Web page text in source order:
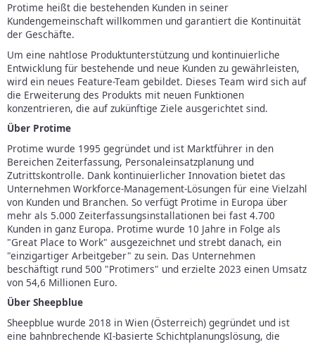
Protime heißt die bestehenden Kunden in seiner
Kundengemeinschaft willkommen und garantiert die Kontinuität
der Geschäfte.
Um eine nahtlose Produktunterstützung und kontinuierliche
Entwicklung für bestehende und neue Kunden zu gewährleisten,
wird ein neues Feature-Team gebildet. Dieses Team wird sich auf
die Erweiterung des Produkts mit neuen Funktionen
konzentrieren, die auf zukünftige Ziele ausgerichtet sind.
Über Protime
Protime wurde 1995 gegründet und ist Marktführer in den
Bereichen Zeiterfassung, Personaleinsatzplanung und
Zutrittskontrolle. Dank kontinuierlicher Innovation bietet das
Unternehmen Workforce-Management-Lösungen für eine Vielzahl
von Kunden und Branchen. So verfügt Protime in Europa über
mehr als 5.000 Zeiterfassungsinstallationen bei fast 4.700
Kunden in ganz Europa. Protime wurde 10 Jahre in Folge als
"Great Place to Work" ausgezeichnet und strebt danach, ein
"einzigartiger Arbeitgeber" zu sein. Das Unternehmen
beschäftigt rund 500 "Protimers" und erzielte 2023 einen Umsatz
von 54,6 Millionen Euro.
Über Sheepblue
Sheepblue wurde 2018 in Wien (Österreich) gegründet und ist
eine bahnbrechende KI-basierte Schichtplanungslösung, die